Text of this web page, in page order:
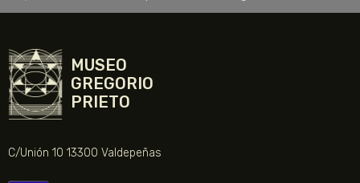
MUSEO
GREGORIO
PRIETO
C/Unión 10 13300 Valdepeñas